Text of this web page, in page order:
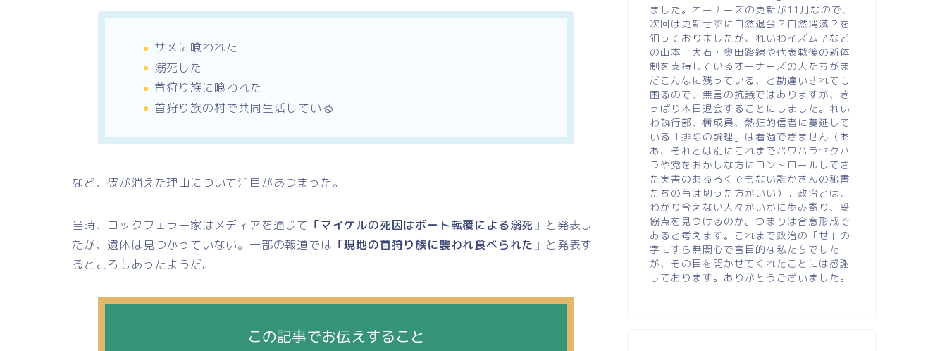
サメに喰われた
溺死した
首狩り族に喰われた
首狩り族の村で共同生活している
など、彼が消えた理由について注目があつまった。
当時、ロックフェラー家はメディアを通じて 「マイケルの死因はボート転覆による溺死」 と発表し
たが、遺体は見つかっていない。一部の報道では 「現地の首狩り族に襲われ食べられた」 と発表す
るところもあったようだ。
この記事でお伝えすること
ました。オーナーズの更新が11月なので、
次回は更新せずに自然退会？自然消滅？を
狙っておりましたが、れいわイズム？など
の山本・大石・奥田路線や代表戦後の新体
制を支持しているオーナーズの人たちがま
だこんなに残っている、と勘違いされても
困るので、無言の抗議ではありますが、き
っぱり本日退会することにしました。れい
わ執行部、構成員、熱狂的信者に蔓延して
いる「排除の論理」は看過できません（あ
あ、それとは別にこれまでパワハラセクハ
ラや党をおかしな方にコントロールしてき
た実害のあるろくでもない誰かさんの秘書
たちの首は切った方がいい）。政治とは、
わかり合えない人々がいかに歩み寄り、妥
協点を見つけるのか。つまりは合意形成で
あると考えます。これまで政治の「せ」の
字にすら無関心で盲目的な私たちでした
が、その目を開かせてくれたことには感謝
しております。ありがとうございました。